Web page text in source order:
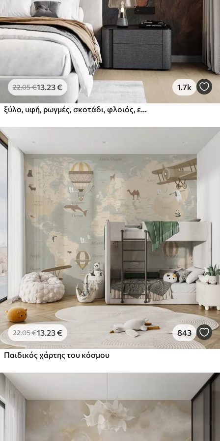
22.05€13 .23€ 1.7k
22.05€13 .23€ 843
Παιδικός χάρτης του κόσμου